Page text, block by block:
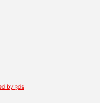
by 3ds